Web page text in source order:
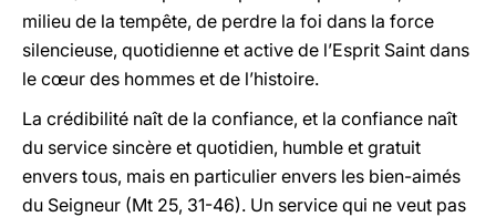
milieu de la tempête, de perdre la foi dans la force
silencieuse, quotidienne et active de l’Esprit Saint dans
le cœur des hommes et de l’histoire.
La crédibilité naît de la confiance, et la confiance naît
du service sincère et quotidien, humble et gratuit
envers tous, mais en particulier envers les bien-aimés
du Seigneur (Mt 25, 31-46). Un service qui ne veut pas